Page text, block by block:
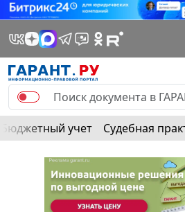
Бюджетный учет Судебная